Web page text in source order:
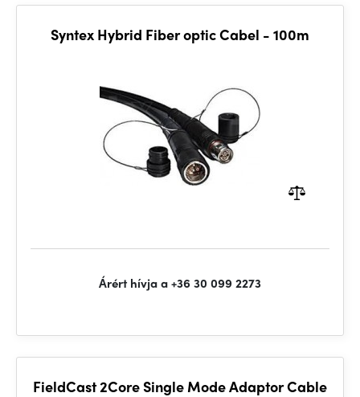
Syntex Hybrid Fiber optic Cabel - 100m
Árért hívja a +36 30 099 2273
FieldCast 2Core Single Mode Adaptor Cable